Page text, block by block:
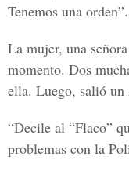
Tenemos una orden”.
La mujer, una
momento. Dos
ella. Luego, salió un
“Decile al “Flaco”
problemas con la